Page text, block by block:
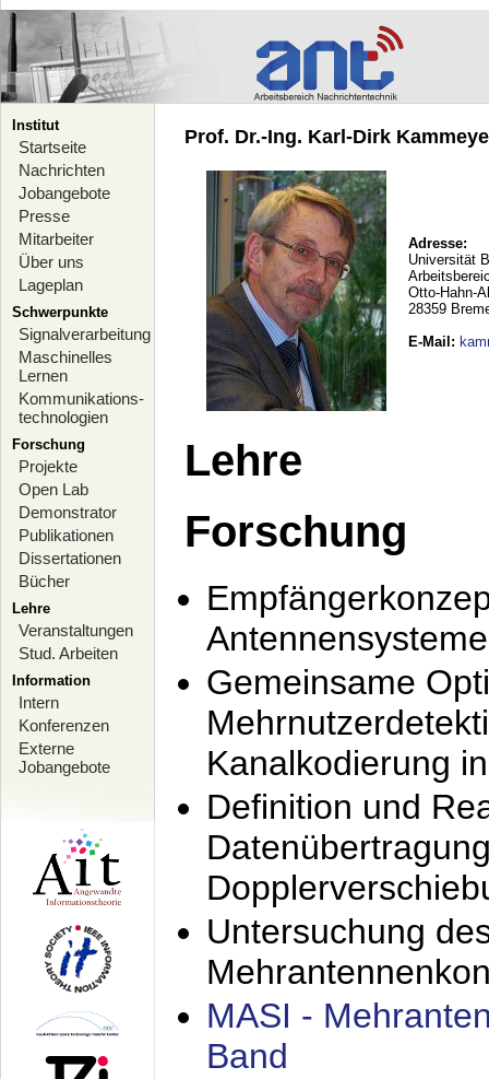
Institut
Startseite
Nachrichten
Jobangebote
Presse
Mitarbeiter
Über uns
Lageplan
Schwerpunkte
Signalverarbeitung
Maschinelles
Lernen
Kommunikations-
technologien
Forschung
Projekte
Open Lab
Demonstrator
Publikationen
Dissertationen
Bücher
Lehre
Veranstaltungen
Stud. Arbeiten
Information
Intern
Konferenzen
Externe
Jobangebote
Prof. Dr.-Ing. Karl-Dirk
Adresse:
Universität
Otto-Hahn-
28359
E-Mail :
Lehre
Forschung
Antennensysteme
Gemeinsame
Kanalkodierung
Definition und
Untersuchung
MASI -
Band